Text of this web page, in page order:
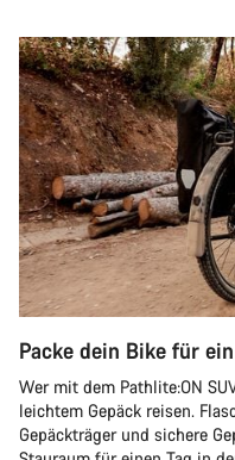
Packe dein Bike für
Wer mit dem Pathlite:ON
leichtem Gepäck reisen.
Gepäckträger und sichere